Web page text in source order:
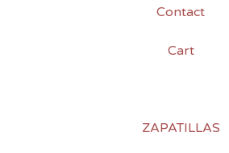
Contact
Cart
ZAPATILLAS